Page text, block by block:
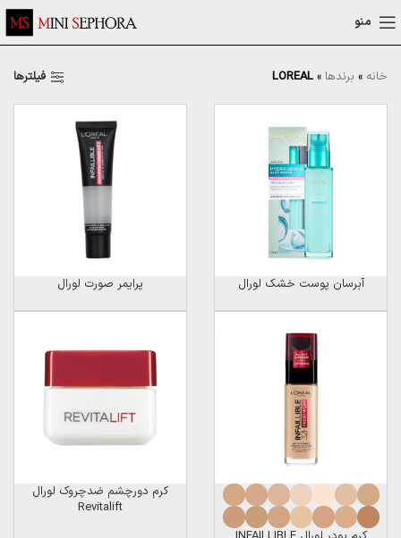
منو
خانه » برندها »
LOREAL فیلترها
آبرسان پوست خشک لورال پرایمر صورت لورال
کرم دورچشم ضدچروک لورال
Revitalift